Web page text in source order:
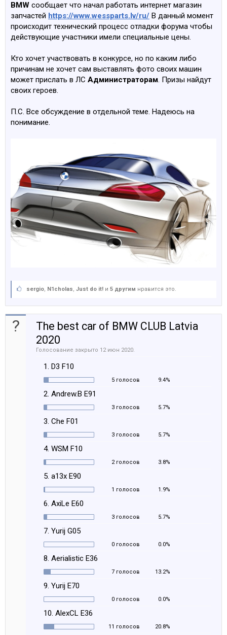
BMW сообщает что начал работать интернет магазин
запчастей https://www.wessparts.lv/ru/ В данный момент
происходит технический процесс отладки форума чтобы
действующие участники имели специальные цены.
Кто хочет участвовать в конкурсе, но по каким либо
причинам не хочет сам выставлять фото своих машин
может прислать в ЛС Администраторам. Призы найдут
своих героев.
П.С. Все обсуждение в отдельной теме. Надеюсь на
понимание.
sergio, N1cholas, Just do it! и 5 другим нравится это.
?
The best car of BMW CLUB Latvia
2020
Голосование закрыто 12 июн 2020.
1. D3 F10
5 голосов 9.4%
2. Andrew.B E91
3 голосов 5.7%
3. Che F01
3 голосов 5.7%
4. WSM F10
2 голосов 3.8%
5. a13x E90
1 голосов 1.9%
6. AxiLe E60
3 голосов 5.7%
7. Yurij G05
0 голосов 0.0%
8. Aerialistic E36
7 голосов 13.2%
9. Yurij E70
0 голосов 0.0%
10. AlexCL E36
11 голосов 20.8%